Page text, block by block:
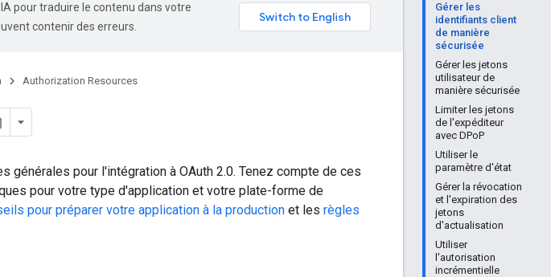
Gérer les
identifiants client
de manière
sécurisée
Gérer les jetons
utilisateur de
manière sécurisée
Limiter les jetons
de l'expéditeur
avec DPoP
Utiliser le
paramètre d'état
Gérer la révocation
et l'expiration des
jetons
d'actualisation
Utiliser
l'autorisation
incrémentielle
pour traduire le contenu dans votre
contenir des erreurs.
Authorization Resources
générales pour l'intégration à OAuth 2.0. Tenez compte de ces
pour votre type d'application et votre plate-forme de
pour préparer votre application à la production et les règles